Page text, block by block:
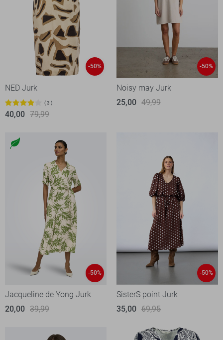
-50%
NED Jurk
3
40,00 79,99
-50%
Noisy may Jurk
25,00 49,99
-50%
Jacqueline de Yong Jurk
20,00 39,99
-50%
SisterS point Jurk
35,00 69,95